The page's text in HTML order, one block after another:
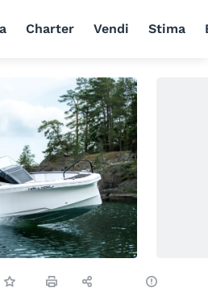
Charter Vendi Stima